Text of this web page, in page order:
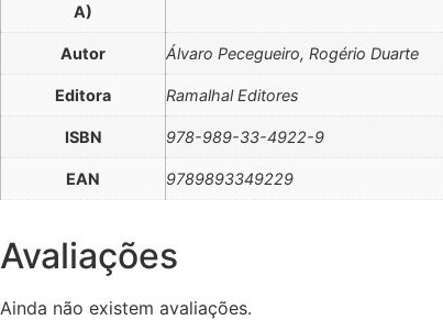
A)
Autor Álvaro Pecegueiro, Rogério Duarte
Editora Ramalhal Editores
ISBN 978-989-33-4922-9
EAN 9789893349229
Avaliações
Ainda não existem avaliações.